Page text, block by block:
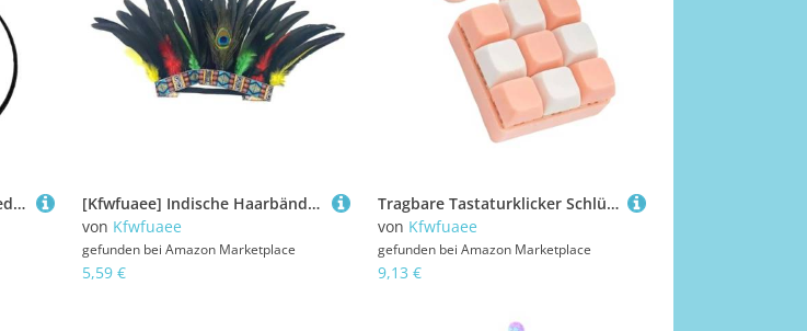
[Kfwfuaeee] Mini Hut Kopfbedeckung Stirnband Teeparty 20er Jahre Kostüm Zubehör
[Kfwfuaee] Indische Haarbänder Karneval Feier Stirnband Fatz Federtag Harfe Performance Ethnische Haar Accessoires Party
von Kfwfuaee
gefunden bei Amazon Marketplace
5,59 €
Tragbare Tastaturklicker Schlüsselbund Stress Relief Spielzeug Mit 9 Abnehmbaren Taste Rekonfigurierbares Spielzeug Für Erwachsene Und Kinder Mechanische Tastatur Keychain
von Kfwfuaee
gefunden bei Amazon Marketplace
9,13 €